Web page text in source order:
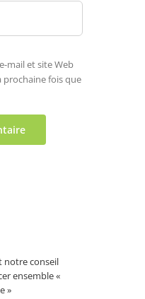
mail et site Web
prochaine fois que
notre conseil
ensemble «
»